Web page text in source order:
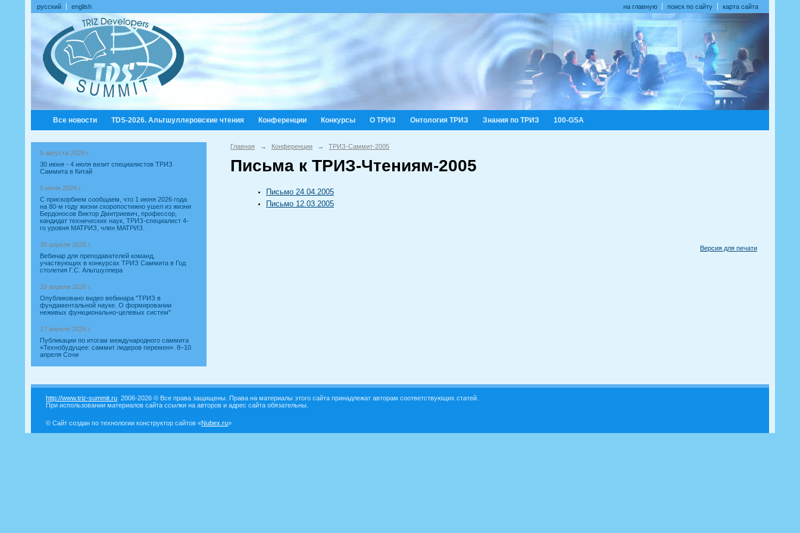
русский english на главную поиск по сайту карта сайта
Все новости TDS-2026. Альтшуллеровские чтения Конференции Конкурсы О ТРИЗ Онтология ТРИЗ Знания по ТРИЗ 100-GSA
5 августа 2026 г.
30 июня - 4 июля визит специалистов ТРИЗ
Саммита в Китай
5 июня 2026 г.
С прискорбием сообщаем, что 1 июня 2026 года
на 80-м году жизни скоропостижно ушел из жизни
Бердоносов Виктор Дмитриевич, профессор,
кандидат технических наук, ТРИЗ-специалист 4-
го уровня МАТРИЗ, член МАТРИЗ.
30 апреля 2026 г.
Вебинар для преподавателей команд,
участвующих в конкурсах ТРИЗ Саммита в Год
столетия Г.С. Альтшуллера
29 апреля 2026 г.
Опубликовано видео вебинара "ТРИЗ в
фундаментальной науке. О формировании
неживых функционально-целевых систем"
17 апреля 2026 г.
Публикации по итогам международного саммита
«Технобудущее: саммит лидеров перемен». 8–10
апреля Сочи
Главная → Конференции → ТРИЗ-Саммит-2005
Письма к ТРИЗ-Чтениям-2005
Письмо 24.04.2005
Письмо 12.03.2005
Версия для печати
http://www.triz-summit.ru 2006-2026 © Все права защищены. Права на материалы этого сайта принадлежат авторам соответствующих статей.
При использовании материалов сайта ссылки на авторов и адрес сайта обязательны.
© Сайт создан по технологии конструктор сайтов «Nubex.ru»